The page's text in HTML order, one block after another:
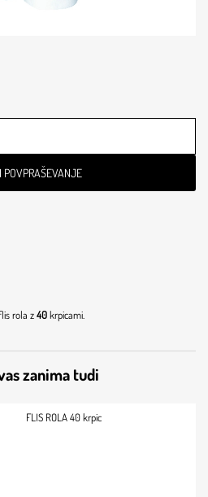
POVPRAŠEVANJE
rola z40krpicami.
zanima tudi
FLIS ROLA 40 krpic